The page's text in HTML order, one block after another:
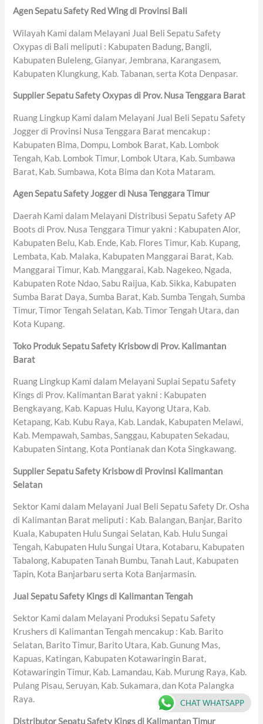
Agen Sepatu Safety Red Wing di Provinsi Bali
Wilayah Kami dalam Melayani Jual Beli Sepatu Safety
Oxypas di Bali meliputi : Kabupaten Badung, Bangli,
Kabupaten Buleleng, Gianyar, Jembrana, Karangasem,
Kabupaten Klungkung, Kab. Tabanan, serta Kota Denpasar.
Supplier Sepatu Safety Oxypas di Prov. Nusa Tenggara Barat
Ruang Lingkup Kami dalam Melayani Jual Beli Sepatu Safety
Jogger di Provinsi Nusa Tenggara Barat mencakup :
Kabupaten Bima, Dompu, Lombok Barat, Kab. Lombok
Tengah, Kab. Lombok Timur, Lombok Utara, Kab. Sumbawa
Barat, Kab. Sumbawa, Kota Bima dan Kota Mataram.
Agen Sepatu Safety Jogger di Nusa Tenggara Timur
Daerah Kami dalam Melayani Distribusi Sepatu Safety AP
Boots di Prov. Nusa Tenggara Timur yakni : Kabupaten Alor,
Kabupaten Belu, Kab. Ende, Kab. Flores Timur, Kab. Kupang,
Lembata, Kab. Malaka, Kabupaten Manggarai Barat, Kab.
Manggarai Timur, Kab. Manggarai, Kab. Nagekeo, Ngada,
Kabupaten Rote Ndao, Sabu Raijua, Kab. Sikka, Kabupaten
Sumba Barat Daya, Sumba Barat, Kab. Sumba Tengah, Sumba
Timur, Timor Tengah Selatan, Kab. Timor Tengah Utara, dan
Kota Kupang.
Toko Produk Sepatu Safety Krisbow di Prov. Kalimantan
Barat
Ruang Lingkup Kami dalam Melayani Suplai Sepatu Safety
Kings di Prov. Kalimantan Barat yakni : Kabupaten
Bengkayang, Kab. Kapuas Hulu, Kayong Utara, Kab.
Ketapang, Kab. Kubu Raya, Kab. Landak, Kabupaten Melawi,
Kab. Mempawah, Sambas, Sanggau, Kabupaten Sekadau,
Kabupaten Sintang, Kota Pontianak dan Kota Singkawang.
Supplier Sepatu Safety Krisbow di Provinsi Kalimantan
Selatan
Sektor Kami dalam Melayani Jual Beli Sepatu Safety Dr. Osha
di Kalimantan Barat meliputi : Kab. Balangan, Banjar, Barito
Kuala, Kabupaten Hulu Sungai Selatan, Kab. Hulu Sungai
Tengah, Kabupaten Hulu Sungai Utara, Kotabaru, Kabupaten
Tabalong, Kabupaten Tanah Bumbu, Tanah Laut, Kabupaten
Tapin, Kota Banjarbaru serta Kota Banjarmasin.
Jual Sepatu Safety Kings di Kalimantan Tengah
Sektor Kami dalam Melayani Produksi Sepatu Safety
Krushers di Kalimantan Tengah mencakup : Kab. Barito
Selatan, Barito Timur, Barito Utara, Kab. Gunung Mas,
Kapuas, Katingan, Kabupaten Kotawaringin Barat,
Kotawaringin Timur, Kab. Lamandau, Kab. Murung Raya, Kab.
Pulang Pisau, Seruyan, Kab. Sukamara, dan Kota Palangka
Raya.
Distributor Sepatu Safety Kings di Kalimantan Timur
CHAT WHATSAPP